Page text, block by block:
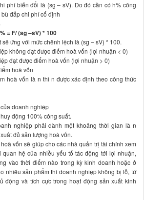
phí biến đổi là (sg – sV). Do đó cần có h% công
đắp chi phí cố định
= F/ (sg –sV) * 100
ứng với mức chênh lệch là (sg – sV) * 100.
không đạt được điểm hoà vốn (lợi nhuận < 0)
đạt được điểm hoà vốn (lợi nhuận > 0)
hoà vốn
hoà vốn là n thì n được xác định theo công thức
doanh nghiệp
động 100% công suất.
nghiệp phải dành một khoảng thời gian là n
đủ sản lượng hoà vốn.
vốn sẽ giúp cho các nhà quản trị tài chính xem
quan hệ của nhiều yếu tố tác động tới lợi nhuận,
vào thời điểm nào trong kỳ kinh doanh hoặc ở
nhiêu sản phẩm thì doanh nghiệp không bị lỗ, từ
động và tích cực trong hoạt động sản xuất kinh